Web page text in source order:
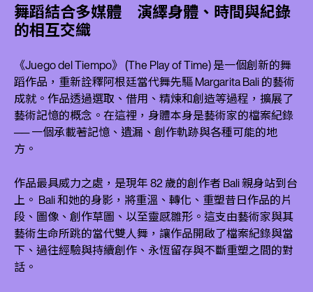
舞蹈結合多媒體 演繹身體、時間與紀錄
的相互交織
《Juego del Tiempo》 (The Play of Time) 是一個創新的舞
蹈作品，重新詮釋阿根廷當代舞先驅 Margarita Bali 的藝術
成就。作品透過選取、借用、精煉和創造等過程，擴展了
藝術記憶的概念。在這裡，身體本身是藝術家的檔案紀錄
── 一個承載著記憶、遺漏、創作軌跡與各種可能的地
方。
作品最具威力之處，是現年 82 歲的創作者 Bali 親身站到台
上。 Bali 和她的身影，將重溫、轉化、重塑昔日作品的片
段、圖像、創作草圖、以至靈感雛形。這支由藝術家與其
藝術生命所跳的當代雙人舞，讓作品開啟了檔案紀錄與當
下、過往經驗與持續創作、永恆留存與不斷重塑之間的對
話。